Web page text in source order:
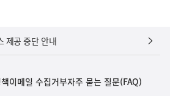
제공 중단 안내
이메일 수집거부자주 묻는 질문(FAQ)